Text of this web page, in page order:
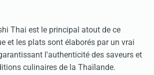
Thai est le principal atout de ce
et les plats sont élaborés par un vrai
l'authenticité des saveurs et
culinaires de la Thaïlande.